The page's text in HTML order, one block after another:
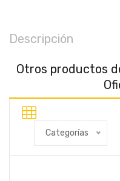
Descripción
Otros productos
Categorías